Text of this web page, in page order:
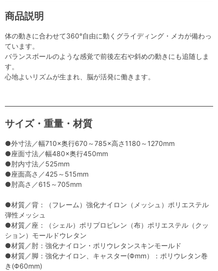
商品説明
体の動きに合わせて360°自由に動くグライディング・メカが備わっ
ています。
バランスボールのような感覚で前後左右や斜めの動きにも追随しま
す。
心地よいリズムが生まれ、脳が活発に働きます。
サイズ・重量・材質
●外寸法／幅710×奥行670～785×高さ1180～1270mm
●座面寸法／幅480×奥行450mm
●肘内寸法／525mm
●座面高さ／425～515mm
●肘高さ／615～705mm
●材質／背：（フレーム）強化ナイロン（メッシュ）ポリエステル
弾性メッシュ
●材質／座：（シェル）ポリプロピレン（布）ポリエステル（クッ
ション）モールドウレタン
●材質／肘：強化ナイロン・ポリウレタンスキンモールド
●材質／脚：強化ナイロン、キャスター(Φmm）：ポリウレタン巻
き(Φ60mm)